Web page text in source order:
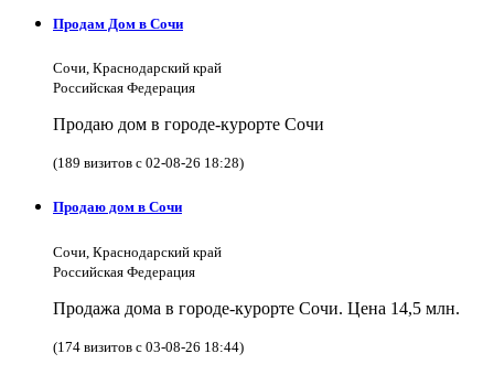
Продам Дом в Сочи
Сочи, Краснодарский край
Российская Федерация
Продаю дом в городе-курорте Сочи
(189 визитов с 02-08-26 18:28)
Продаю дом в Сочи
Сочи, Краснодарский край
Российская Федерация
Продажа дома в городе-курорте Сочи. Цена 14,5 млн.
(174 визитов с 03-08-26 18:44)